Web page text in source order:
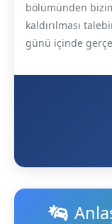
bölümünden
kaldırılması
günü içinde